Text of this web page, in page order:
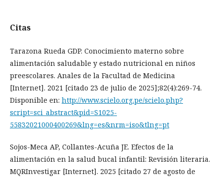
Citas
Tarazona Rueda GDP. Conocimiento materno sobre
alimentación saludable y estado nutricional en niños
preescolares. Anales de la Facultad de Medicina
[Internet]. 2021 [citado 23 de julio de 2025];82(4):269-74.
Disponible en: http://www.scielo.org.pe/scielo.php?
script=sci_abstract&pid=S1025-
55832021000400269&lng=es&nrm=iso&tlng=pt
Sojos-Meca AP, Collantes-Acuña JE. Efectos de la
alimentación en la salud bucal infantil: Revisión literaria.
MQRInvestigar [Internet]. 2025 [citado 27 de agosto de